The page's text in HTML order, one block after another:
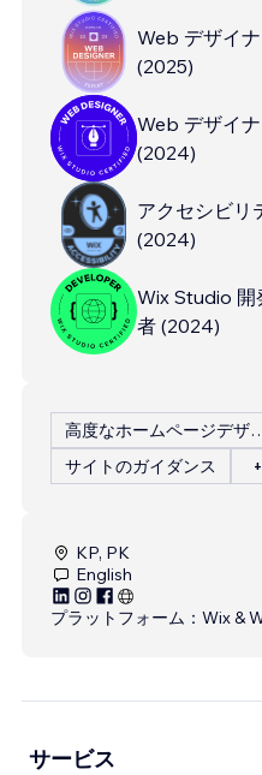
Web デザイ
(2025)
Web デザイ
(2024)
アクセシビリ
(2024)
Wix Studio 開
者 (2024)
高度なホーム
サイトのガイダンス
KP, PK
English
プラットフォーム： Wix &
サービス